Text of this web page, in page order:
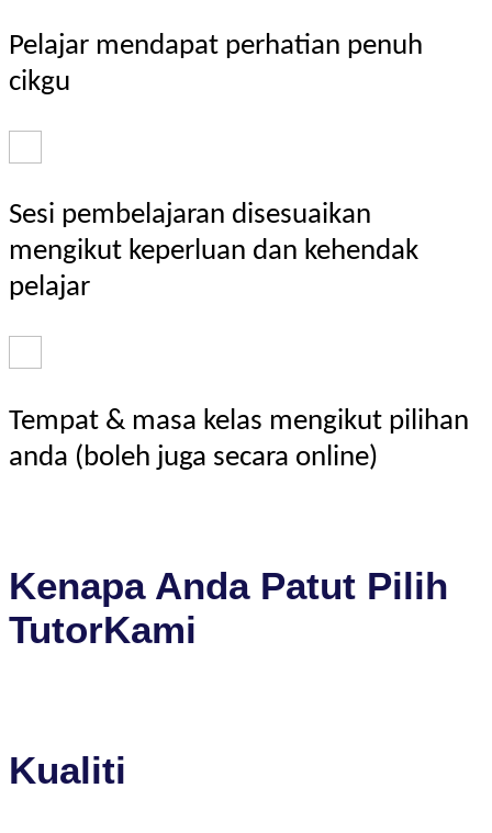
Pelajar mendapat perhatian penuh
cikgu
Sesi pembelajaran disesuaikan
mengikut keperluan dan kehendak
pelajar
Tempat & masa kelas mengikut pilihan
anda (boleh juga secara online)
Kenapa Anda Patut Pilih
TutorKami
Kualiti